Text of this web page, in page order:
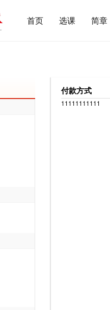
首页 选课 简章
付款方式
11111111111